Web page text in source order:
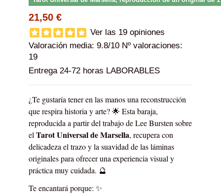
21,50 €
Ver las 19 opiniones
Valoración media: 9.8/10 Nº valoraciones:
19
Entrega 24-72 horas LABORABLES
¿Te gustaría tener en las manos una reconstrucción
que respira historia y arte? 🌟 Esta baraja,
reproducida a partir del trabajo de Lee Bursten sobre
elTarot Universal de Marsella, recupera con
delicadeza el trazo y la suavidad de las láminas
originales para ofrecer una experiencia visual y
práctica muy cuidada. 🔮
Te encantará porque: ✨